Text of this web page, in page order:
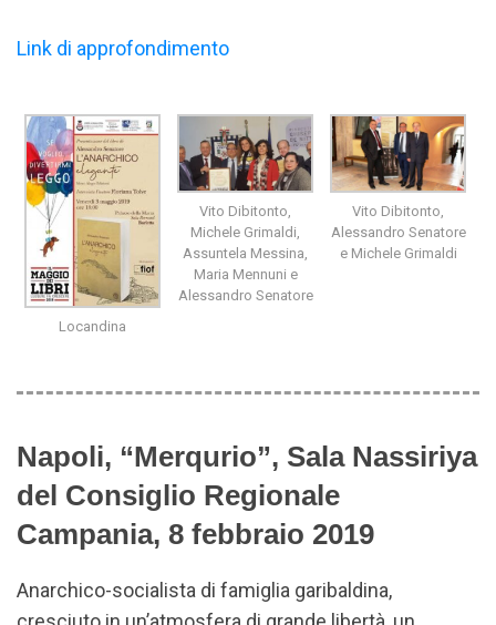
Link di approfondimento
Locandina
Vito Dibitonto,
Michele Grimaldi,
Assuntela Messina,
Maria Mennuni e
Alessandro Senatore
Vito Dibitonto,
Alessandro Senatore
e Michele Grimaldi
Napoli, “Merqurio”, Sala Nassiriya
del Consiglio Regionale
Campania, 8 febbraio 2019
Anarchico-socialista di famiglia garibaldina,